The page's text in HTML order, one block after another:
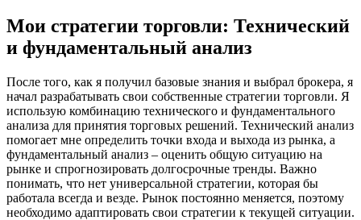
Мои стратегии торговли: Технический
и фундаментальный анализ
После того, как я получил базовые знания и выбрал брокера, я
начал разрабатывать свои собственные стратегии торговли. Я
использую комбинацию технического и фундаментального
анализа для принятия торговых решений. Технический анализ
помогает мне определить точки входа и выхода из рынка, а
фундаментальный анализ – оценить общую ситуацию на
рынке и спрогнозировать долгосрочные тренды. Важно
понимать, что нет универсальной стратегии, которая бы
работала всегда и везде. Рынок постоянно меняется, поэтому
необходимо адаптировать свои стратегии к текущей ситуации.